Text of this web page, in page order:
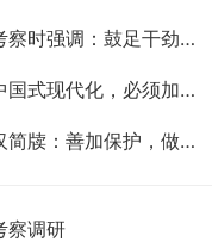
习近平在湖北考察时强调：鼓足干劲奋发进取 久久为功善作善成 奋力谱写中国式现代化湖北篇章
习近平：推进中国式现代化，必须加快推进乡村振兴
习近平参观秦汉简牍：善加保护，做好研究
察调研